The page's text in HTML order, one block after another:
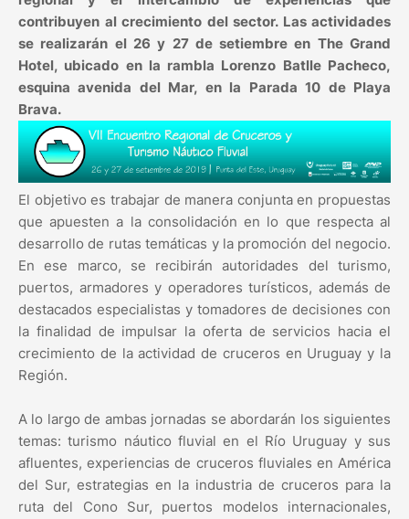
contribuyen al crecimiento del sector. Las actividades
se realizarán el 26 y 27 de setiembre en The Grand
Hotel, ubicado en la rambla Lorenzo Batlle Pacheco,
esquina avenida del Mar, en la Parada 10 de Playa
Brava.
El objetivo es trabajar de manera conjunta en propuestas
que apuesten a la consolidación en lo que respecta al
desarrollo de rutas temáticas y la promoción del negocio.
En ese marco, se recibirán autoridades del turismo,
puertos, armadores y operadores turísticos, además de
destacados especialistas y tomadores de decisiones con
la finalidad de impulsar la oferta de servicios hacia el
crecimiento de la actividad de cruceros en Uruguay y la
Región.
A lo largo de ambas jornadas se abordarán los siguientes
temas: turismo náutico fluvial en el Río Uruguay y sus
afluentes, experiencias de cruceros fluviales en América
del Sur, estrategias en la industria de cruceros para la
ruta del Cono Sur, puertos modelos internacionales,